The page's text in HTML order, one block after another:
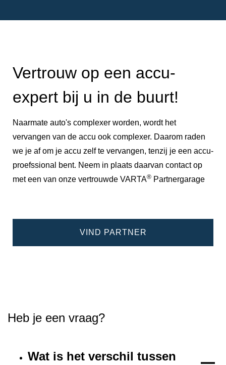
Vertrouw op een accu-
expert bij u in de buurt!
Naarmate auto's complexer worden, wordt het
vervangen van de accu ook complexer. Daarom raden
we je af om je accu zelf te vervangen, tenzij je een accu-
proefssional bent. Neem in plaats daarvan contact op
met een van onze vertrouwde VARTA® Partnergarage
VIND PARTNER
Heb je een vraag?
Wat is het verschil tussen